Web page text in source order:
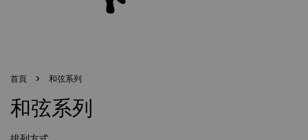
首頁 › 和弦系列
和弦系列